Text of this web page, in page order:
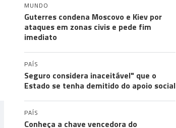
MUNDO
Guterres condena Moscovo e Kiev por
ataques em zonas civis e pede fim
imediato
PAÍS
Seguro considera inaceitável" que o
Estado se tenha demitido do apoio social
PAÍS
Conheça a chave vencedora do